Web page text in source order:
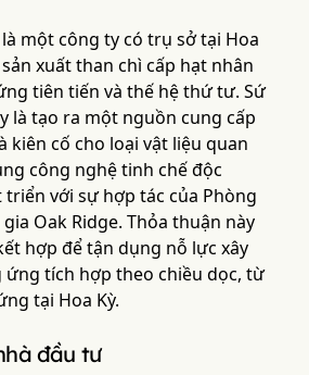
một công ty có trụ sở tại Hoa
xuất than chì cấp hạt nhân
tiên tiến và thế hệ thứ tư. Sứ
là tạo ra một nguồn cung cấp
kiên cố cho loại vật liệu quan
công nghệ tinh chế độc
với sự hợp tác của Phòng
Oak Ridge. Thỏa thuận này
hợp để tận dụng nỗ lực xây
tích hợp theo chiều dọc, từ
tại Hoa Kỳ.
đầu tư